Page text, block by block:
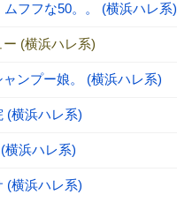
ムフフな50。。 (横浜ハレ系)
(横浜ハレ系)
ンプー娘。 (横浜ハレ系)
(横浜ハレ系)
横浜ハレ系)
(横浜ハレ系)